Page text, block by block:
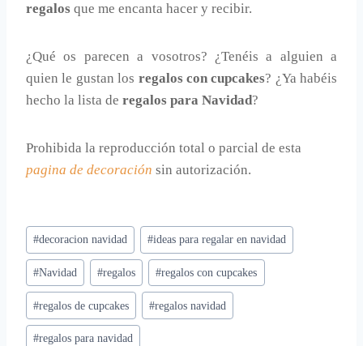
regalos que me encanta hacer y recibir.
¿Qué os parecen a vosotros? ¿Tenéis a alguien a
quien le gustan los regalos con cupcakes? ¿Ya habéis
hecho la lista de regalos para Navidad?
Prohibida la reproducción total o parcial de esta
pagina de decoración sin autorización.
Etiquetas
de
la
entrada:
#decoracion navidad #ideas para regalar en navidad
#Navidad #regalos #regalos con cupcakes
#regalos de cupcakes #regalos navidad
#regalos para navidad